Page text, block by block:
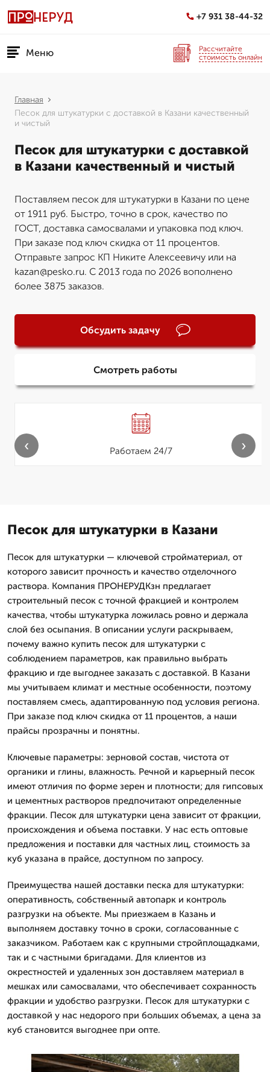
+7 931 38-44-32
Меню
Рассчитайте
стоимость онлайн
Главная
Песок для штукатурки с доставкой в Казани качественный
и чистый
Песок для штукатурки с доставкой
в Казани качественный и чистый
Поставляем песок для штукатурки в Казани по цене
от 1911 руб. Быстро, точно в срок, качество по
ГОСТ, доставка самосвалами и упаковка под ключ.
При заказе под ключ скидка от 11 процентов.
Отправьте запрос КП Никите Алексеевичу или на
kazan@pesko.ru. С 2013 года по 2026 вополнено
более 3875 заказов.
Обсудить задачу
Смотреть работы
Работаем 24/7
‹ ›
Песок для штукатурки в Казани
Песок для штукатурки — ключевой стройматериал, от
которого зависит прочность и качество отделочного
раствора. Компания ПРОНЕРУДКзн предлагает
строительный песок с точной фракцией и контролем
качества, чтобы штукатурка ложилась ровно и держала
слой без осыпания. В описании услуги раскрываем,
почему важно купить песок для штукатурки с
соблюдением параметров, как правильно выбрать
фракцию и где выгоднее заказать с доставкой. В Казани
мы учитываем климат и местные особенности, поэтому
поставляем смесь, адаптированную под условия региона.
При заказе под ключ скидка от 11 процентов, а наши
прайсы прозрачны и понятны.
Ключевые параметры: зерновой состав, чистота от
органики и глины, влажность. Речной и карьерный песок
имеют отличия по форме зерен и плотности; для гипсовых
и цементных растворов предпочитают определенные
фракции. Песок для штукатурки цена зависит от фракции,
происхождения и объема поставки. У нас есть оптовые
предложения и поставки для частных лиц, стоимость за
куб указана в прайсе, доступном по запросу.
Преимущества нашей доставки песка для штукатурки:
оперативность, собственный автопарк и контроль
разгрузки на объекте. Мы приезжаем в Казань и
выполняем доставку точно в сроки, согласованные с
заказчиком. Работаем как с крупными стройплощадками,
так и с частными бригадами. Для клиентов из
окрестностей и удаленных зон доставляем материал в
мешках или самосвалами, что обеспечивает сохранность
фракции и удобство разгрузки. Песок для штукатурки с
доставкой у нас недорого при больших объемах, а цена за
куб становится выгоднее при опте.